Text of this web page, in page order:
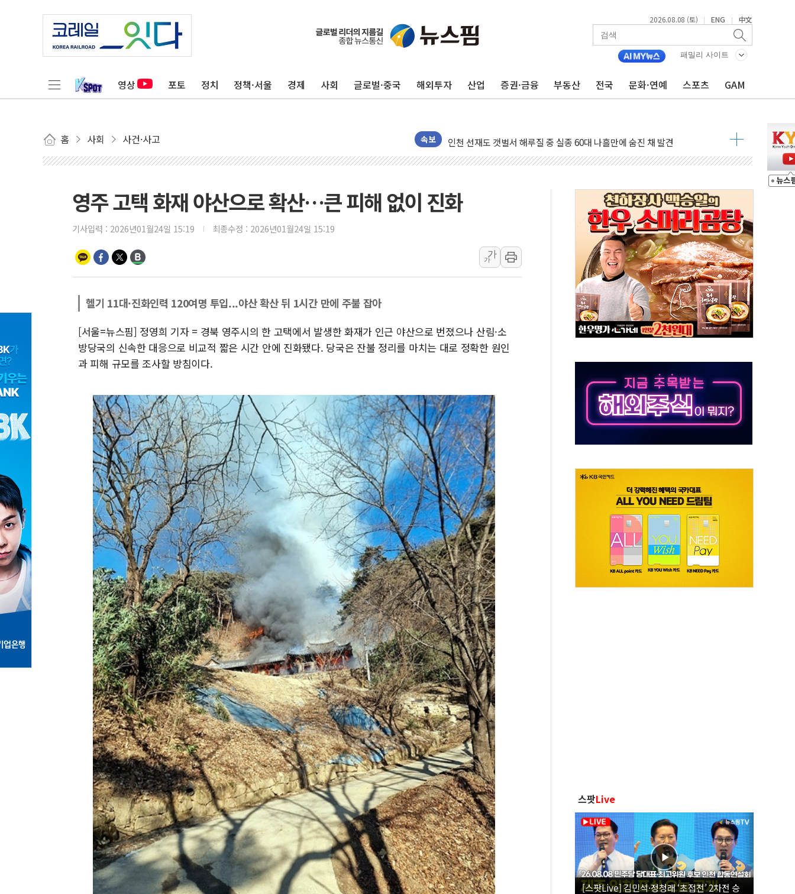
2026.08.08 (토) | ENG | 中文
패밀리 사이트
영상 포토 정치 정책·서울 경제 사회 글로벌·중국 해외투자 산업 증권·금융 부동산 전국 문화·연예 스포츠 GAM
홈 사회 사건·사고 속보
美, 이란전 출구전략 만지작…공습 한계·탄약 부족 현실화
강릉·동해·삼척 시간당 최대 50㎜ 폭우…강원 동해안 강한 비 어어져
폐기물 수거하다 참변…60대 환경미화원 수거차에 치여 사망
李대통령 "결혼 때문에 손해 보는 일 없게"…'결혼 페널티' 22개 과제 손본다
여수 오동도 인근 해상서 모터보트 전복…1명 사망·1명 실종
인천 선재도 갯벌서 해루질 중 실종 60대 나흘만에 숨진 채 발견
인천서 말다툼 중 어머니 흉기 살해 10대 아들 체포
李대통령, ISA 개편 재검토 지시…與 "적극 환영"·野 "졸속 국정"
동해중부 전 해상 풍랑주의보…10일까지 최대 3.5m 높은 물결
연일 폭염에 온열질환 사망 23명…정부, 비상대응기구 가동
中 전방위 아파트 부양, 수도 베이징도 부동산 규제 철폐
인제 용대리 계곡서 수위 상승으로 피서객 7명 고립…전원 구조
동해시, 11~14일 '별똥별 멍' 운영…페르세우스 유성우 관측
강원 중·남부 동해안 시간당 50mm 이상 폭우…호우경보 발효
청양 밭에서 일하던 90대 숨져…온열질환 여부 조사
폭염에 車 운전면허 기능시험 오전 집중 편성…체감온도 38도 넘으면 중단
영주 고택 화재 야산으로 확산…큰 피해 없이 진화
기사입력 : 2026년01월24일 15:19 최종수정 : 2026년01월24일 15:19
가
가
헬기 11대·진화인력 120여명 투입...야산 확산 뒤 1시간 만에 주불 잡아
[서울=뉴스핌] 정영희 기자 = 경북 영주시의 한 고택에서 발생한 화재가 인근 야산으로 번졌으나 산림·소
방당국의 신속한 대응으로 비교적 짧은 시간 안에 진화됐다. 당국은 잔불 정리를 마치는 대로 정확한 원인
과 피해 규모를 조사할 방침이다.
스팟Live
[스팟Live] 김민석·정청래 ‘초접전’ 2차전 승